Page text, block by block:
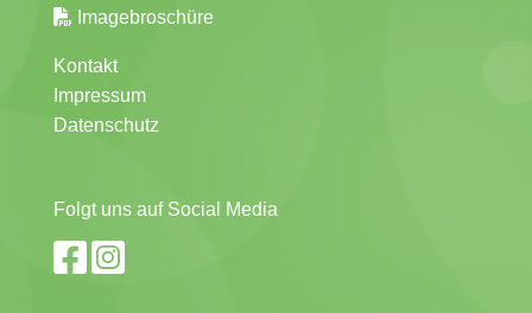
Imagebroschüre
Kontakt
Impressum
Datenschutz
Folgt uns auf Social Media